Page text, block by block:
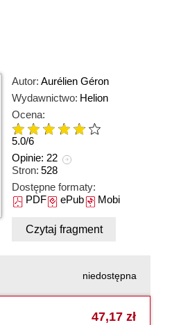
Autor: Aurélien Géron
Wydawnictwo: Helion
Ocena:
5.0/6
Opinie: 22
Stron: 528
Dostępne formaty:
PDFePubMobi
Czytaj fragment
niedostępna
47,17 zł